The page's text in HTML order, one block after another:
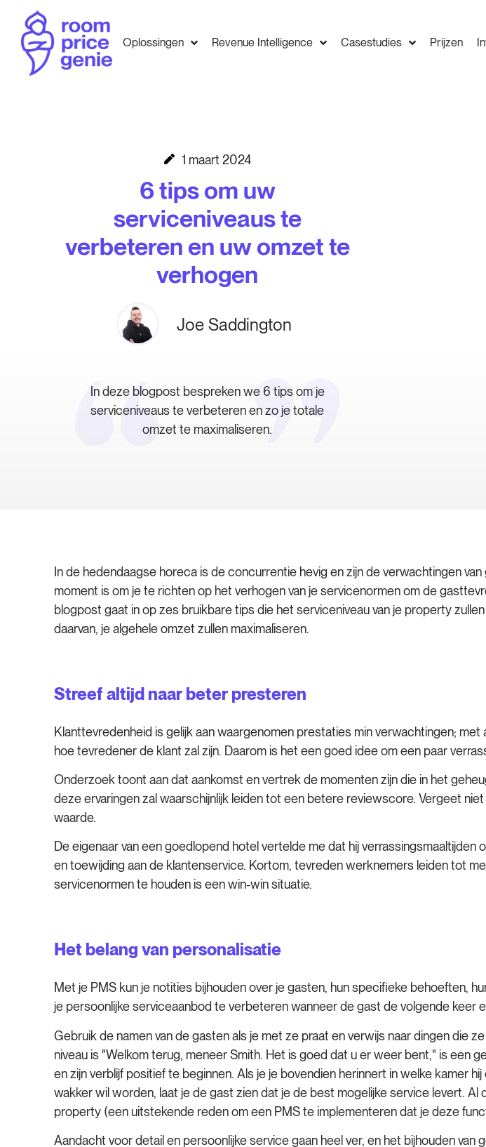
Oplossingen Revenue Intelligence Casestudies Prijzen
1 maart 2024
6 tips om uw
serviceniveaus te
verbeteren en uw omzet te
verhogen
Joe Saddington
In deze blogpost bespreken we 6 tips om je
serviceniveaus te verbeteren en zo je totale
omzet te maximaliseren.
In de hedendaagse horeca is de concurrentie hevig en zijn de verwachtingen
moment is om je te richten op het verhogen van je servicenormen om de
blogpost gaat in op zes bruikbare tips die het serviceniveau van je property
daarvan, je algehele omzet zullen maximaliseren.
Streef altijd naar beter presteren
Klanttevredenheid is gelijk aan waargenomen prestaties min verwachtingen;
hoe tevredener de klant zal zijn. Daarom is het een goed idee om een paar
Onderzoek toont aan dat aankomst en vertrek de momenten zijn die in het
deze ervaringen zal waarschijnlijk leiden tot een betere reviewscore. Vergeet
waarde.
De eigenaar van een goedlopend hotel vertelde me dat hij
en toewijding aan de klantenservice. Kortom, tevreden werknemers leiden tot
servicenormen te houden is een win-win situatie.
Het belang van personalisatie
Met je PMS kun je notities bijhouden over je gasten, hun specifieke behoeften,
je persoonlijke serviceaanbod te verbeteren wanneer de gast de volgende keer
Gebruik de namen van de gasten als je met ze praat en verwijs naar dingen die
niveau is "Welkom terug, meneer Smith. Het is goed dat u er weer bent," is een
en zijn verblijf positief te beginnen. Als je je bovendien herinnert in welke kamer
wakker wil worden, laat je de gast zien dat je de best mogelijke service levert. Al
property (een uitstekende reden om een PMS te implementeren dat je deze
Aandacht voor detail en persoonlijke service gaan heel ver, en het bijhouden